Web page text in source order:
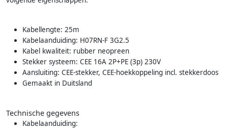
Kabellengte: 25m
Kabelaanduiding: H07RN-F 3G2.5
Kabel kwaliteit: rubber neopreen
Stekker systeem: CEE 16A 2P+PE (3p) 230V
Aansluiting: CEE-stekker, CEE-hoekkoppeling incl. stekkerdoos
Gemaakt in Duitsland
Technische gegevens
Kabelaanduiding: